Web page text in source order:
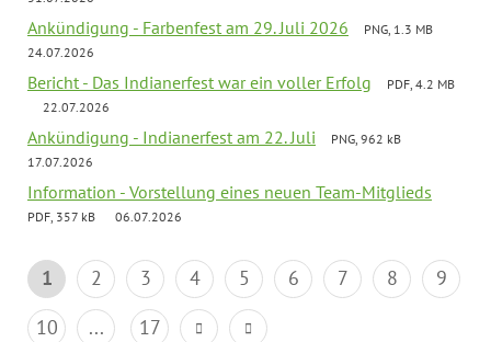
Ankündigung - Farbenfest am 29. Juli 2026
PNG, 1.3 MB
24.07.2026
Bericht - Das Indianerfest war ein voller Erfolg
PDF, 4.2 MB
22.07.2026
Ankündigung - Indianerfest am 22. Juli
PNG, 962 kB
17.07.2026
Information - Vorstellung eines neuen Team-Mitglieds
PDF, 357 kB 06.07.2026
1 2 3 4 5 6 7 8
9
10
... 17